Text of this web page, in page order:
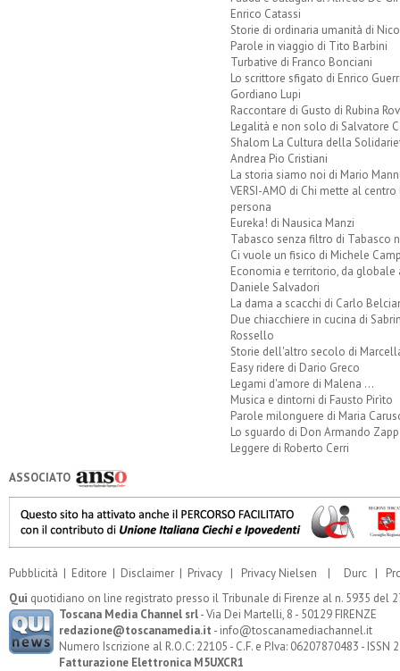
Enrico Catassi
Storie di ordinaria umanità di
Parole in viaggio di Tito Barbini
Turbative di Franco Bonciani
Lo scrittore sfigato di Enrico
Gordiano Lupi
Raccontare di Gusto di Rubina
Legalità e non solo di Salvatore
Shalom La Cultura della
Andrea Pio Cristiani
La storia siamo noi di Mario
VERSI-AMO di Chi mette al centro
persona
Eureka! di Nausica Manzi
Tabasco senza filtro di Tabasco
Ci vuole un fisico di Michele
Economia e territorio, da globale
Daniele Salvadori
La dama a scacchi di Carlo
Due chiacchiere in cucina di
Rossello
Storie dell'altro secolo di
Easy ridere di Dario Greco
Legami d'amore di Malena ...
Musica e dintorni di Fausto Pirìto
Parole milonguere di Maria
Lo sguardo di Don Armando
Leggere di Roberto Cerri
ASSOCIATO
Pubblicità | Editore | Disclaimer | Privacy | Privacy Nielsen | Durc |
Qui quotidiano on line registrato presso il Tribunale di Firenze al n. 5935 del
Toscana Media Channel srl- Via Dei Martelli, 8 - 50129 FIRENZE
redazione@toscanamedia.it - info@toscanamediachannel.it
Numero Iscrizione al R.O.C: 22105 - C.F. e P.Iva: 06207870483 - ISSN
Fatturazione Elettronica M5UXCR1